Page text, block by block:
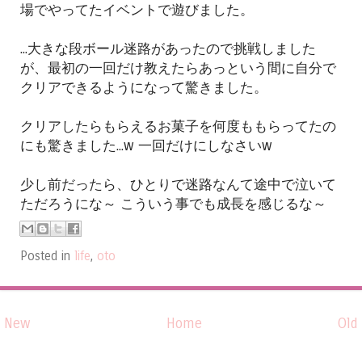
場でやってたイベントで遊びました。
...大きな段ボール迷路があったので挑戦しました
が、最初の一回だけ教えたらあっという間に自分で
クリアできるようになって驚きました。
クリアしたらもらえるお菓子を何度ももらってたの
にも驚きました...w 一回だけにしなさいw
少し前だったら、ひとりで迷路なんて途中で泣いて
ただろうにな～ こういう事でも成長を感じるな～
Posted in life, oto
New Old
Home